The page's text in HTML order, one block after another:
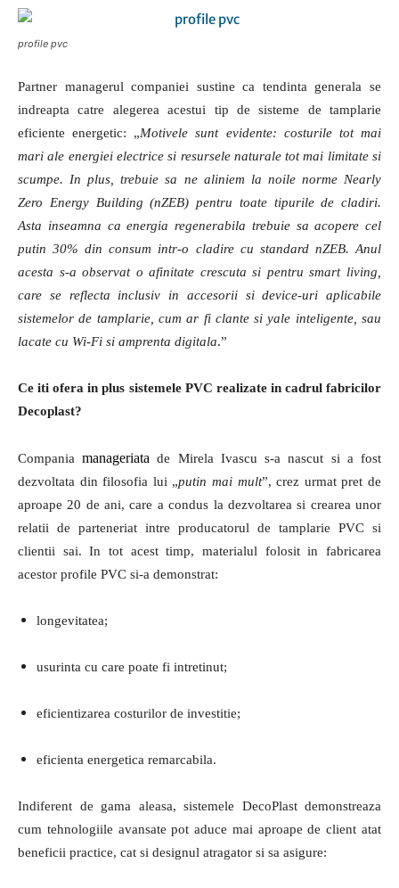
profile pvc
Partner managerul companiei sustine ca tendinta generala se
indreapta catre alegerea acestui tip de sisteme de tamplarie
eficiente energetic: „Motivele sunt evidente: costurile tot mai
mari ale energiei electrice si resursele naturale tot mai limitate si
scumpe. In plus, trebuie sa ne aliniem la noile norme Nearly
Zero Energy Building (nZEB) pentru toate tipurile de cladiri.
Asta inseamna ca energia regenerabila trebuie sa acopere cel
putin 30% din consum intr-o cladire cu standard nZEB. Anul
acesta s-a observat o afinitate crescuta si pentru smart living,
care se reflecta inclusiv in accesorii si device-uri aplicabile
sistemelor de tamplarie, cum ar fi clante si yale inteligente, sau
lacate cu Wi-Fi si amprenta digitala.”
Ce iti ofera in plus sistemele PVC realizate in cadrul fabricilor
Decoplast?
Companiamanageriata de Mirela Ivascu s-a nascut si a fost
dezvoltata din filosofia lui „putin mai mult”, crez urmat pret de
aproape 20 de ani, care a condus la dezvoltarea si crearea unor
relatii de parteneriat intre producatorul de tamplarie PVC si
clientii sai. In tot acest timp, materialul folosit in fabricarea
acestor profile PVC si-a demonstrat:
longevitatea;
usurinta cu care poate fi intretinut;
eficientizarea costurilor de investitie;
eficienta energetica remarcabila.
Indiferent de gama aleasa, sistemele DecoPlast demonstreaza
cum tehnologiile avansate pot aduce mai aproape de client atat
beneficii practice, cat si designul atragator si sa asigure: